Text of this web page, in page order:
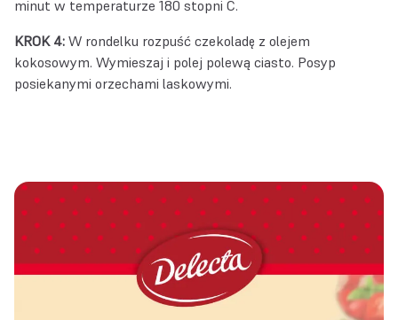
minut w temperaturze 180 stopni C.
KROK 4: W rondelku rozpuść czekoladę z olejem
kokosowym. Wymieszaj i polej polewą ciasto. Posyp
posiekanymi orzechami laskowymi.